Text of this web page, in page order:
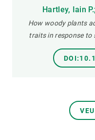
Hartley, Iain
How woody plants
traits in response to